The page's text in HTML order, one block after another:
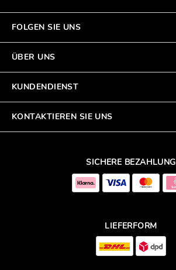
FOLGEN SIE UNS
ÜBER UNS
KUNDENDIENST
KONTAKTIEREN SIE UNS
SICHERE BEZAHLUNG
LIEFERFORM